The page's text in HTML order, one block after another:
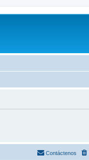
Contáctenos